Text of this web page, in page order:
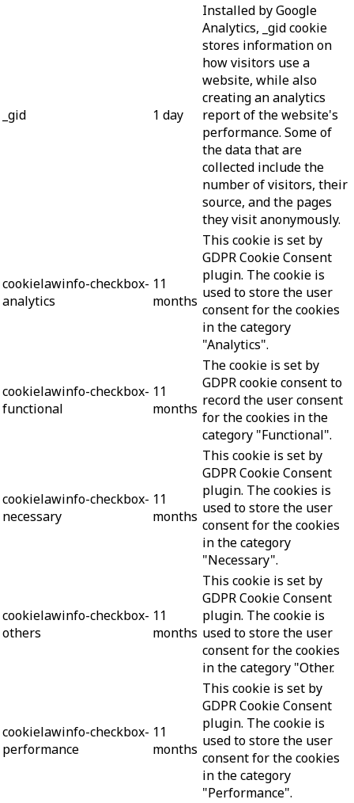
_gid 1 day
Installed by Google
Analytics, _gid cookie
stores information on
how visitors use a
website, while also
creating an analytics
report of the website's
performance. Some of
the data that are
collected include the
number of visitors, their
source, and the pages
they visit anonymously.
cookielawinfo-checkbox-
analytics
11
months
This cookie is set by
GDPR Cookie Consent
plugin. The cookie is
used to store the user
consent for the cookies
in the category
"Analytics".
cookielawinfo-checkbox-
functional
11
months
The cookie is set by
GDPR cookie consent to
record the user consent
for the cookies in the
category "Functional".
cookielawinfo-checkbox-
necessary
11
months
This cookie is set by
GDPR Cookie Consent
plugin. The cookies is
used to store the user
consent for the cookies
in the category
"Necessary".
cookielawinfo-checkbox-
others
11
months
This cookie is set by
GDPR Cookie Consent
plugin. The cookie is
used to store the user
consent for the cookies
in the category "Other.
cookielawinfo-checkbox-
performance
11
months
This cookie is set by
GDPR Cookie Consent
plugin. The cookie is
used to store the user
consent for the cookies
in the category
"Performance".